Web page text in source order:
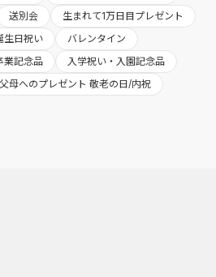
送別会
生まれて1万日目プレゼント
生日祝い
バレンタイン
業記念品
入学祝い・入園記念品
母へのプレゼント 敬老の日/内祝